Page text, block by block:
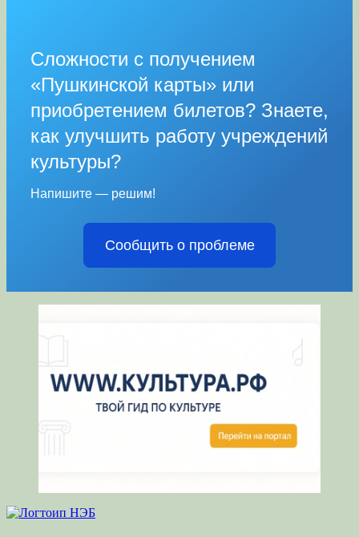
Сложности с получением
«Пушкинской карты» или
приобретением билетов? Знаете,
как улучшить работу учреждений
культуры?
Напишите — решим!
Сообщить о проблеме